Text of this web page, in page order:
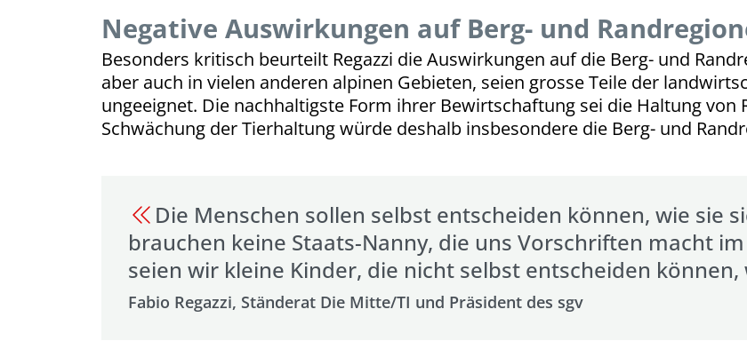
Negative Auswirkungen auf Berg- und
Besonders kritisch beurteilt Regazzi die Auswirkungen auf die Berg- und
aber auch in vielen anderen alpinen Gebieten, seien grosse Teile der
ungeeignet. Die nachhaltigste Form ihrer Bewirtschaftung sei die Haltung von
Schwächung der Tierhaltung würde deshalb insbesondere die Berg- und
Die Menschen sollen selbst entscheiden können, wie sie
brauchen keine Staats-Nanny, die uns Vorschriften macht
seien wir kleine Kinder, die nicht selbst entscheiden
Fabio Regazzi, Ständerat Die Mitte/TI und Präsident des sgv